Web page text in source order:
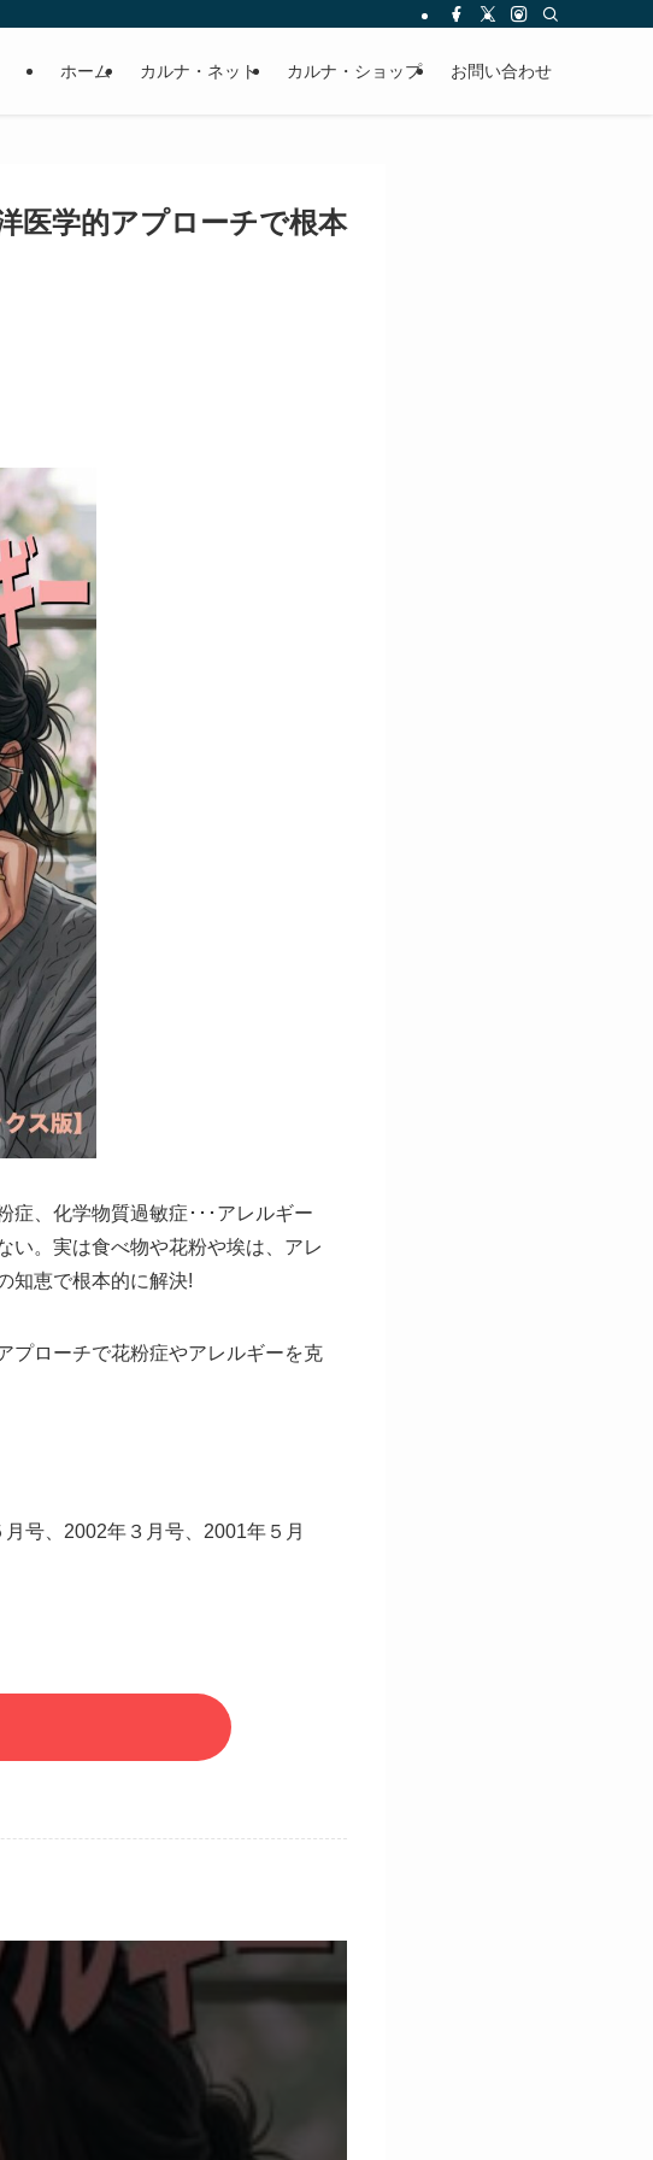
ホーム カルナ・ネット カルナ・ショップ お問い合わせ
医学的アプローチで根本
症、化学物質過敏症･･･アレルギー
い。実は食べ物や花粉や埃は、アレ
知恵で根本的に解決!
プローチで花粉症やアレルギーを克
号、2002年３月号、2001年５月